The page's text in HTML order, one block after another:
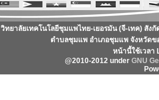
วิทยาลัยเทคโนโลยีชุมแพไทย-เยอรมัน (จี-เทค) สัง
ตำบลชุมแพ อำเภอชุมแพ จังหวัดข
หน้านี้ใช้เวลา
@2010-2012 under GNU